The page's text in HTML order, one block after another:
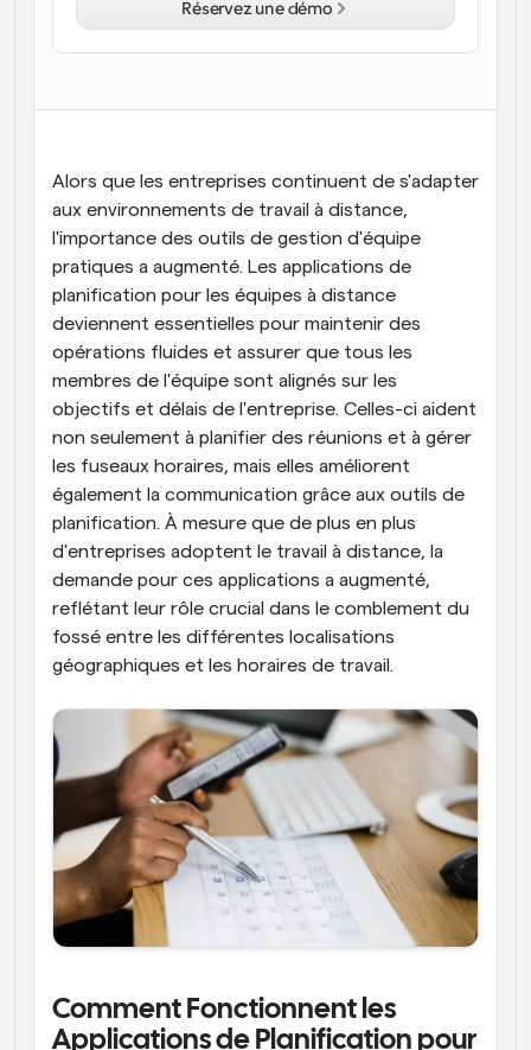
Blog
Réunions instantanées
Rencontrez des clients en quelques minutes
Liens de groupe dynamique
Réservez facilement des réunions avec plusieurs
personnes
Webhooks
Soyez informé lorsque quelque chose se passe
Alors que les entreprises continuent de s'adapter
aux environnements de travail à distance,
l'importance des outils de gestion d'équipe
pratiques a augmenté. Les applications de
planification pour les équipes à distance
deviennent essentielles pour maintenir des
opérations fluides et assurer que tous les
membres de l'équipe sont alignés sur les
objectifs et délais de l'entreprise. Celles-ci aident
non seulement à planifier des réunions et à gérer
les fuseaux horaires, mais elles améliorent
également la communication grâce aux outils de
planification. À mesure que de plus en plus
d'entreprises adoptent le travail à distance, la
demande pour ces applications a augmenté,
reflétant leur rôle crucial dans le comblement du
fossé entre les différentes localisations
géographiques et les horaires de travail.
Comment Fonctionnent les
Applications de Planification pour
Réservez une démo